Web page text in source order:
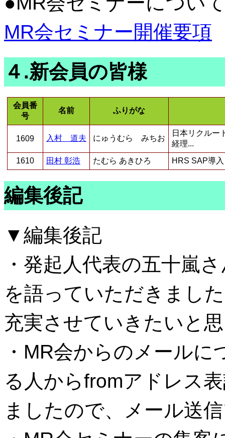
MR会セミナー開催要項
４.新会員の皆様
会員番
号
名前 ふりがな
1609 入村 道夫 にゅうむら みちお
日本リクル
経理...
1610
田村 彰浩 たむら あきひろ HRS SAP導
編集後記
▼編集後記
・発起人代表の五十嵐
を語っていただきまし
充実させていきたいと
・MR会からのメール
る人からfromアドレス
ましたので、メール送